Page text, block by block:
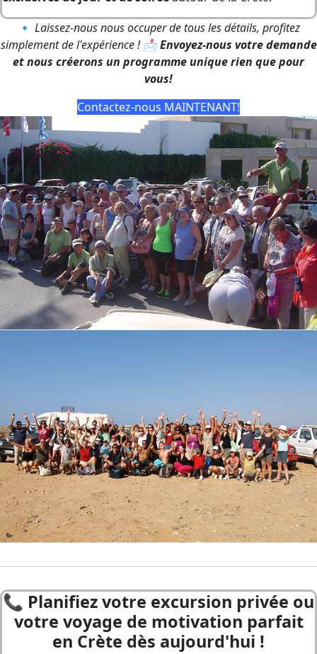
🔹 Laissez-nous nous occuper de tous les détails, profitez
simplement de l'expérience ! 📩Envoyez-nous votre demande
et nous créerons un programme unique rien que pour
vous!
Contactez-nous MAINTENANT!
📞 Planifiez votre excursion privée ou
votre voyage de motivation parfait
en Crète dès aujourd'hui !